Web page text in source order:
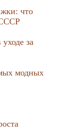
что
за
модных